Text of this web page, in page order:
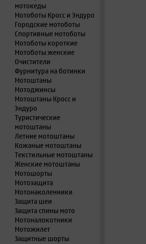
мотокеды
Мотоботы Кросс и Эндуро
Городские мотоботы
Спортивные мотоботы
Мотоботы короткие
Мотоботы женские
Очистители
Фурнитура на ботинки
Мотоштаны
Мотоджинсы
Мотоштаны Кросс и
Эндуро
Туристические
мотоштаны
Летние мотоштаны
Кожаные мотоштаны
Текстильные мотоштаны
Женские мотоштаны
Мотошорты
Мотозащита
Мотонаколенники
Защита шеи
Защита спины мото
Мотоналокотники
Мотожилет
Защитные шорты